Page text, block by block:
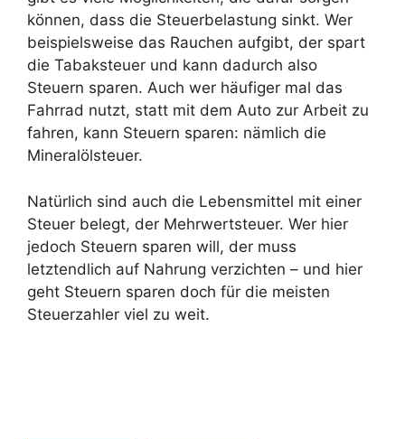
können, dass die Steuerbelastung sinkt. Wer
beispielsweise das Rauchen aufgibt, der spart
die Tabaksteuer und kann dadurch also
Steuern sparen. Auch wer häufiger mal das
Fahrrad nutzt, statt mit dem Auto zur Arbeit zu
fahren, kann Steuern sparen: nämlich die
Mineralölsteuer.
Natürlich sind auch die Lebensmittel mit einer
Steuer belegt, der Mehrwertsteuer. Wer hier
jedoch Steuern sparen will, der muss
letztendlich auf Nahrung verzichten – und hier
geht Steuern sparen doch für die meisten
Steuerzahler viel zu weit.